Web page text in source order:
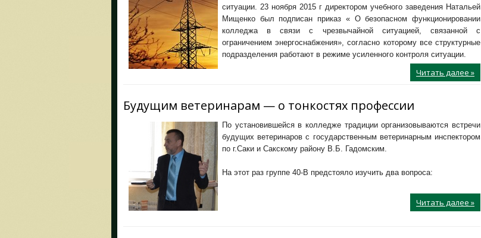
ситуации. 23 ноября 2015 г директором учебного заведения Натальей
Мищенко был подписан приказ « О безопасном функционировании
колледжа в связи с чрезвычайной ситуацией, связанной с
ограничением энергоснабжения», согласно которому все структурные
подразделения работают в режиме усиленного контроля ситуации.
Читать далее »
Будущим ветеринарам — о тонкостях профессии
По установившейся в колледже традиции организовываются встречи
будущих ветеринаров с государственным ветеринарным инспектором
по г.Саки и Сакскому району В.Б. Гадомским.
На этот раз группе 40-В предстояло изучить два вопроса:
Читать далее »